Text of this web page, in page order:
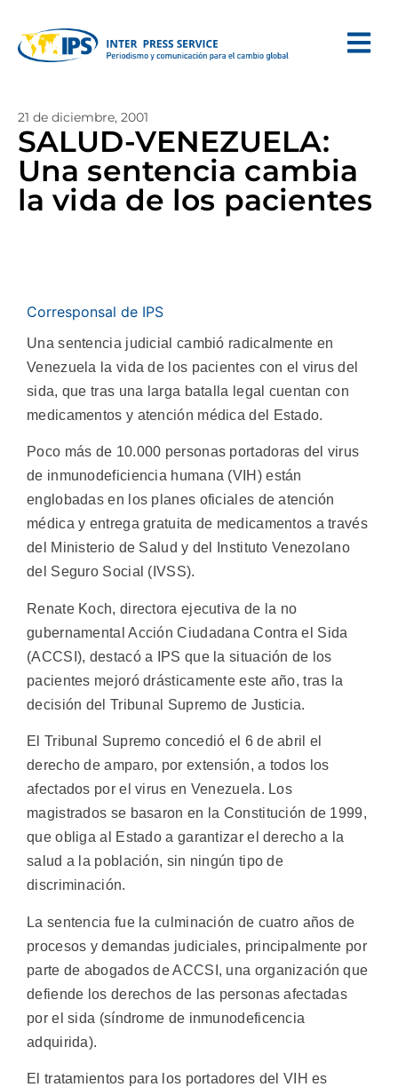
21 de diciembre, 2001
SALUD-VENEZUELA:
Una sentencia cambia
la vida de los pacientes
Corresponsal de IPS
Una sentencia judicial cambió radicalmente en
Venezuela la vida de los pacientes con el virus del
sida, que tras una larga batalla legal cuentan con
medicamentos y atención médica del Estado.
Poco más de 10.000 personas portadoras del virus
de inmunodeficiencia humana (VIH) están
englobadas en los planes oficiales de atención
médica y entrega gratuita de medicamentos a través
del Ministerio de Salud y del Instituto Venezolano
del Seguro Social (IVSS).
Renate Koch, directora ejecutiva de la no
gubernamental Acción Ciudadana Contra el Sida
(ACCSI), destacó a IPS que la situación de los
pacientes mejoró drásticamente este año, tras la
decisión del Tribunal Supremo de Justicia.
El Tribunal Supremo concedió el 6 de abril el
derecho de amparo, por extensión, a todos los
afectados por el virus en Venezuela. Los
magistrados se basaron en la Constitución de 1999,
que obliga al Estado a garantizar el derecho a la
salud a la población, sin ningún tipo de
discriminación.
La sentencia fue la culminación de cuatro años de
procesos y demandas judiciales, principalmente por
parte de abogados de ACCSI, una organización que
defiende los derechos de las personas afectadas
por el sida (síndrome de inmunodeficencia
adquirida).
El tratamientos para los portadores del VIH es